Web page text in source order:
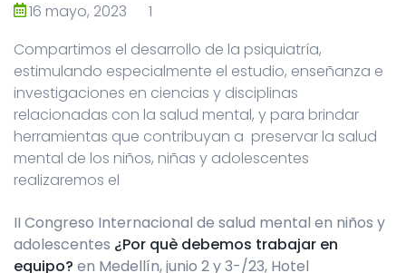
16 mayo, 2023
1
Compartimos el desarrollo de la psiquiatría,
estimulando especialmente el estudio, enseñanza e
investigaciones en ciencias y disciplinas
relacionadas con la salud mental, y para brindar
herramientas que contribuyan a preservar la salud
mental de los niños, niñas y adolescentes
realizaremos el
II Congreso Internacional de salud mental en niños y
adolescentes ¿Por què debemos trabajar en
equipo? en Medellín, junio 2 y 3-/23, Hotel